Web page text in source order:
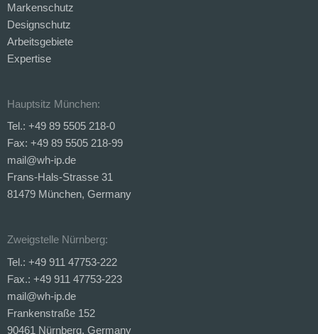
Markenschutz
Designschutz
Arbeitsgebiete
Expertise
Hauptsitz München:
Tel.: +49 89 5505 218-0
Fax: +49 89 5505 218-99
mail@wh-ip.de
Frans-Hals-Strasse 31
81479 München, Germany
Zweigstelle Nürnberg:
Tel.: +49 911 47753-222
Fax.: +49 911 47753-223
mail@wh-ip.de
Frankenstraße 152
90461 Nürnberg, Germany